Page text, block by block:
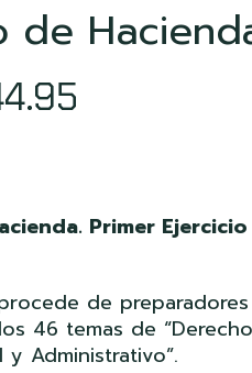
de
es:
€44.95.
Primer Ejercicio
de
46 temas de
Administrativo”.